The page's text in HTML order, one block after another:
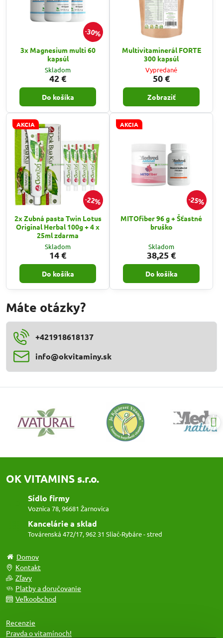
30%
3x Magnesium multi 60
kapsúl
Skladom
42 €
Do košíka
Multivitaminerál FORTE
300 kapsúl
Vypredané
50 €
Zobraziť
22%
AKCIA
2x Zubná pasta Twin Lotus
Original Herbal 100g + 4 x
25ml zdarma
Skladom
14 €
Do košíka
25%
AKCIA
MITOfiber 96 g + Šťastné
bruško
Skladom
38,25 €
Do košíka
Máte otázky?
+421918618137
info​@okvitaminy​.sk
OK VITAMINS s.r.o.
Sídlo firmy
Voznica 78, 96681 Žarnovica
Kancelárie a sklad
Továrenská 472/17, 962 31 Sliač-Rybáre - stred
Domov
Kontakt
Zľavy
Platby a doručovanie
Veľkoobchod
Recenzie
Pravda o vitamínoch!